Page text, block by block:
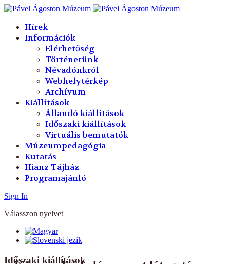
Hírek
Információk
Elérhetőség
Történetünk
Névadónkról
Webhelytérkép
Archívum
Kiállítások
Állandó kiállítások
Időszaki kiállítások
Virtuális bemutatók
Múzeumpedagógia
Kutatás
Hianz Tájház
Programajánló
Sign In
Válasszon nyelvet
Időszaki kiállítások
év
hónap
év
hónap